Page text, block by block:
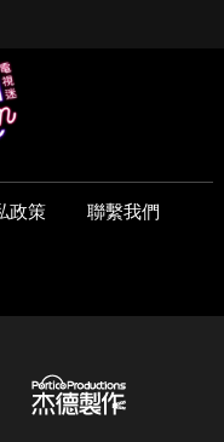
政策 聯繫我們